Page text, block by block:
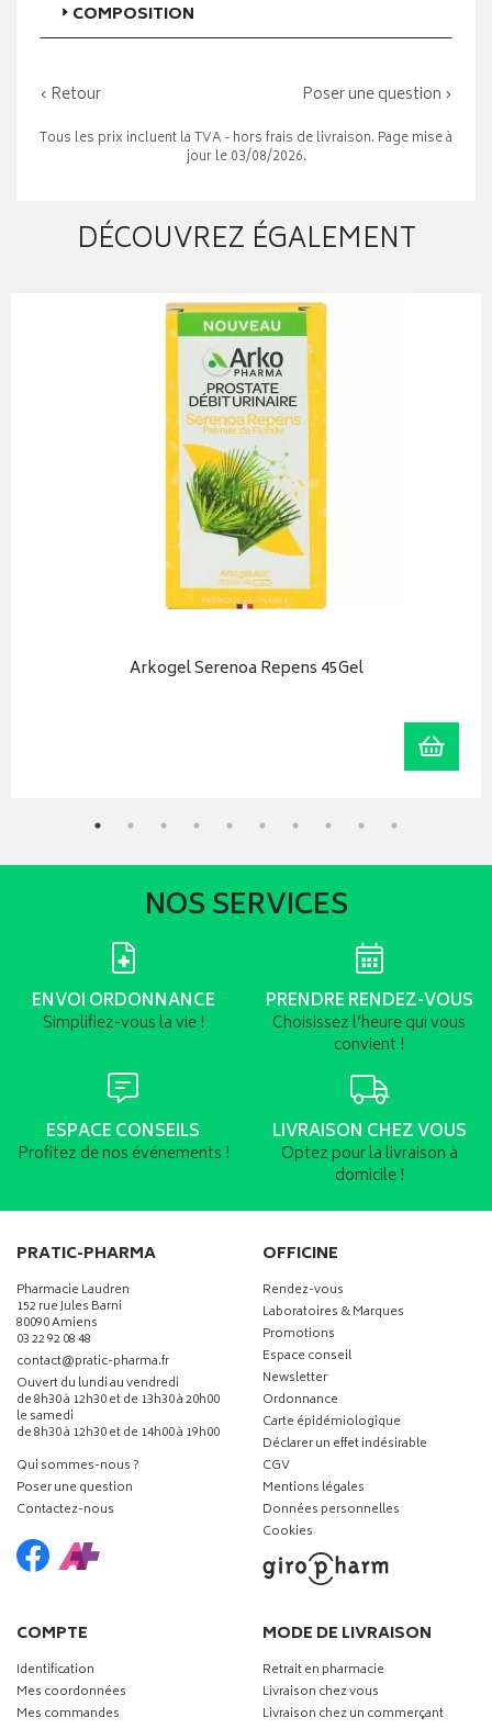
COMPOSITION
‹ Retour Poser une question ›
Tous les prix incluent la TVA - hors frais de livraison. Page mise à
jour le 03/08/2026.
DÉCOUVREZ ÉGALEMENT
Arkogel Serenoa Repens 45Gel
NOS SERVICES
ENVOI ORDONNANCE
Simplifiez-vous la vie !
PRENDRE RENDEZ-VOUS
Choisissez l’heure qui vous
convient !
ESPACE CONSEILS
Profitez de nos événements !
LIVRAISON CHEZ VOUS
Optez pour la livraison à
domicile !
PRATIC-PHARMA
Pharmacie Laudren
152 rue Jules Barni
80090 Amiens
03 22 92 08 48
contact-
@-
pratic-pharma.fr
Ouvert du lundi au vendredi
de 8h30 à 12h30 et de 13h30 à 20h00
le samedi
de 8h30 à 12h30 et de 14h00 à 19h00
Qui sommes-nous ?
Poser une question
Contactez-nous
OFFICINE
Rendez-vous
Laboratoires & Marques
Promotions
Espace conseil
Newsletter
Ordonnance
Carte épidémiologique
Déclarer un effet indésirable
CGV
Mentions légales
Données personnelles
Cookies
COMPTE
Identification
Mes coordonnées
Mes commandes
MODE DE LIVRAISON
Retrait en pharmacie
Livraison chez vous
Livraison chez un commerçant